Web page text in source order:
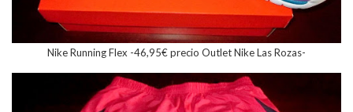
Nike Running Flex -46,95€ precio Outlet Nike Las Rozas-